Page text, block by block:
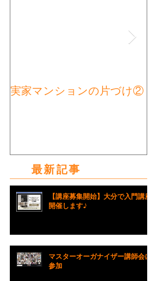
実家マンションの片づけ②
最新記事
【講座募集開始】大分で入門講座
開催します♪
マスターオーガナイザー講師会に
参加